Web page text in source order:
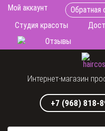
Мой аккаунт
Обратная
Студия красоты
Отзывы
Интернет-магазин
+7 (968) 818-